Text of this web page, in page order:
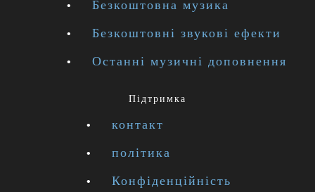
Безкоштовна музика
Безкоштовні звукові ефекти
Останні музичні доповнення
Підтримка
контакт
політика
Конфіденційність